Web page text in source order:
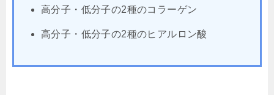
高分子・低分子の2種のコラーゲン
高分子・低分子の2種のヒアルロン酸